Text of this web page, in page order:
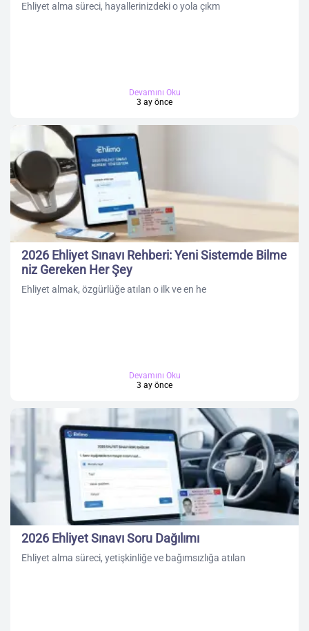
Ehliyet alma süreci, hayallerinizdeki o yola çıkm
Devamını Oku
3 ay önce
2026 Ehliyet Sınavı Rehberi: Yeni Sistemde Bilme
niz Gereken Her Şey
Ehliyet almak, özgürlüğe atılan o ilk ve en he
Devamını Oku
3 ay önce
2026 Ehliyet Sınavı Soru Dağılımı
Ehliyet alma süreci, yetişkinliğe ve bağımsızlığa atılan